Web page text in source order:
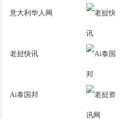
意大利华人网
老挝快讯
Ai泰国邦